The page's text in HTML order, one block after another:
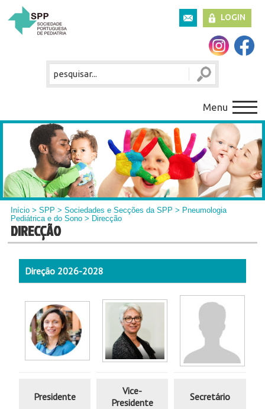
LOGIN
Menu
Início >SPP >Sociedades e Secções da SPP > Pneumologia
Pediátrica e do Sono > Direcção
DIRECÇÃO
Direção 2026-2028
Presidente
Vice-
Presidente
Secretário